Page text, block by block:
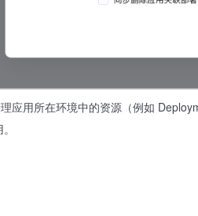
理应用所在环境中的资源（例如